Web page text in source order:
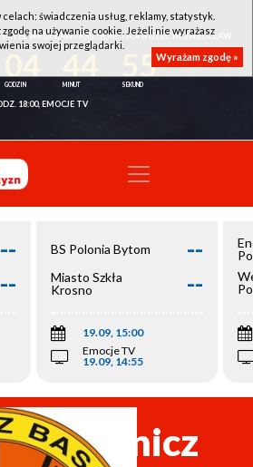
WROCŁAW - KSK QEMETICA NOTEĆ INOWROCŁAW
55
18:00, EMOCJE TV
--
--
BS Polonia Bytom --
Miasto Szkła
Krosno
--
19.09, 15:00
Emocje TV
19.09, 14:55
Znicz
świadczenia usług, reklamy, statystyk.
na używanie cookie. Jeżeli nie wyrażasz
swojej przeglądarki.
Wyrażam zgodę »